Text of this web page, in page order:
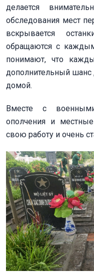
делается
обследования мест
вскрывается
обращаются с
понимают, что
дополнительный шанс
домой.
Вместе с
ополчения и
свою работу и очень